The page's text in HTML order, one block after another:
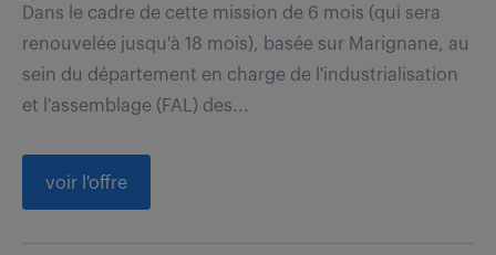
Dans le cadre de cette mission de 6 mois (qui sera
renouvelée jusqu'à 18 mois), basée sur Marignane, au
sein du département en charge de l'industrialisation
et l'assemblage (FAL) des...
voir l'offre